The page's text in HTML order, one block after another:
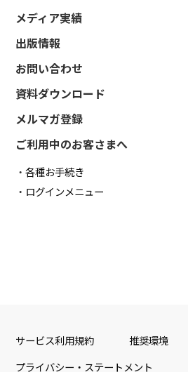
メディア実績
出版情報
お問い合わせ
資料ダウンロード
メルマガ登録
ご利用中のお客さまへ
各種お手続き
ログインメニュー
サービス利用規約 推奨環境
プライバシー・ステートメント